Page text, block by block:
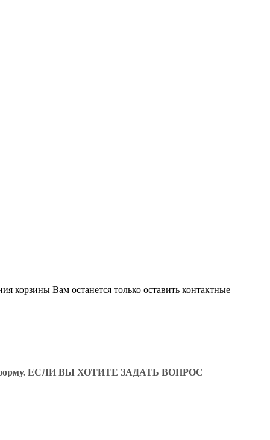
корзины Вам останется только оставить контактные
форму. ЕСЛИ ВЫ ХОТИТЕ ЗАДАТЬ ВОПРОС